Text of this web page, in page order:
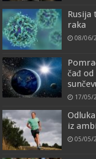
Rusija
raka
08/06/
čađ
17/05/
iz
05/05/